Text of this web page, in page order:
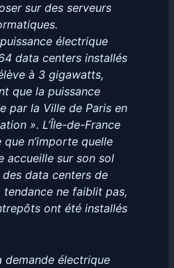
sur des serveurs
électrique
data centers installés
à 3 gigawatts,
que la puissance
par la Ville de Paris en
». L’Île-de-France
n’importe quelle
accueille sur son sol
data centers de
tendance ne faiblit pas,
ont été installés
demande électrique